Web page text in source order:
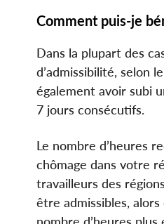
Comment puis-je
Dans la plupart des
d’admissibilité, selon
également avoir subi
7 jours consécutifs.
Le nombre d’heures
chômage dans votre
travailleurs des
être admissibles,